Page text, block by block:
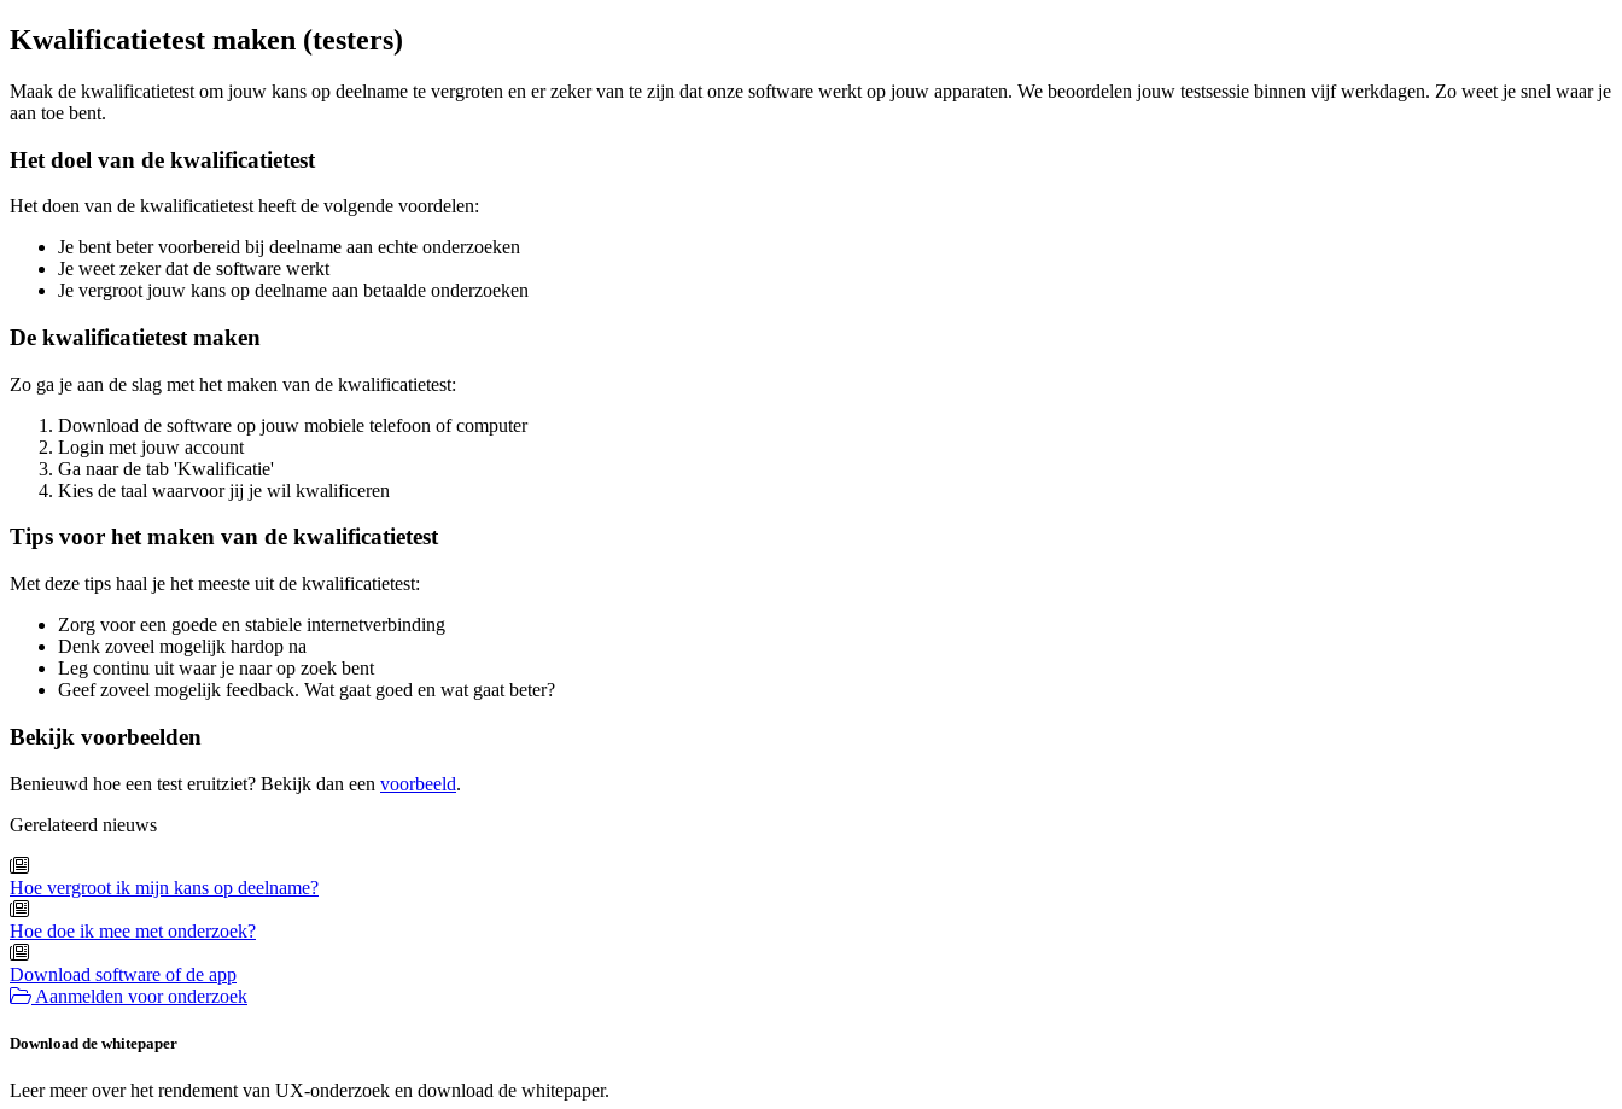
Kwalificatietest maken (testers)
Maak de kwalificatietest om jouw kans op deelname te vergroten en er zeker van te zijn dat onze software werkt op jouw apparaten. We beoordelen jouw testsessie binnen vijf werkdagen. Zo weet je snel waar je
aan toe bent.
Het doel van de kwalificatietest
Het doen van de kwalificatietest heeft de volgende voordelen:
Je bent beter voorbereid bij deelname aan echte onderzoeken
Je weet zeker dat de software werkt
Je vergroot jouw kans op deelname aan betaalde onderzoeken
De kwalificatietest maken
Zo ga je aan de slag met het maken van de kwalificatietest:
Download de software op jouw mobiele telefoon of computer
Login met jouw account
Ga naar de tab 'Kwalificatie'
Kies de taal waarvoor jij je wil kwalificeren
Tips voor het maken van de kwalificatietest
Met deze tips haal je het meeste uit de kwalificatietest:
Zorg voor een goede en stabiele internetverbinding
Denk zoveel mogelijk hardop na
Leg continu uit waar je naar op zoek bent
Geef zoveel mogelijk feedback. Wat gaat goed en wat gaat beter?
Bekijk voorbeelden
Benieuwd hoe een test eruitziet? Bekijk dan een voorbeeld.
Gerelateerd nieuws
Hoe vergroot ik mijn kans op deelname?
Hoe doe ik mee met onderzoek?
Download software of de app
Aanmelden voor onderzoek
Download de whitepaper
Leer meer over het rendement van UX-onderzoek en download de whitepaper.